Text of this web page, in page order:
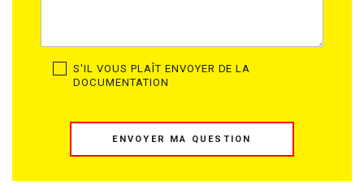
S'IL VOUS PLAÎT ENVOYER DE LA
DOCUMENTATION
ENVOYER MA QUESTION